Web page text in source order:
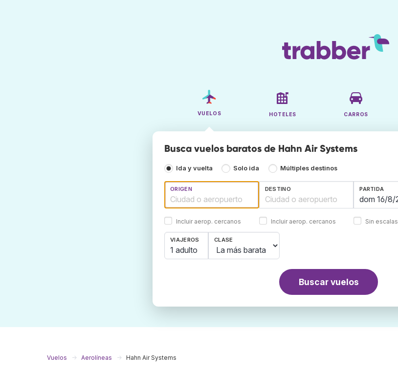
VUELOS HOTELES CARROS
Busca vuelos baratos de Hahn Air Systems
Ida y vuelta Solo ida Múltiples destinos
ORIGEN
Incluir aerop. cercanos
DESTINO
Incluir aerop. cercanos
PARTIDA
Sin escalas
VIAJEROS
1 adulto
CLASE
Buscar vuelos
Vuelos Aerolíneas Hahn Air Systems